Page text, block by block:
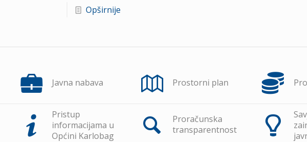
Opširnije
Javna nabava Prostorni plan
Pristup
informacijama u
Općini Karlobag
Proračunska
transparentnost